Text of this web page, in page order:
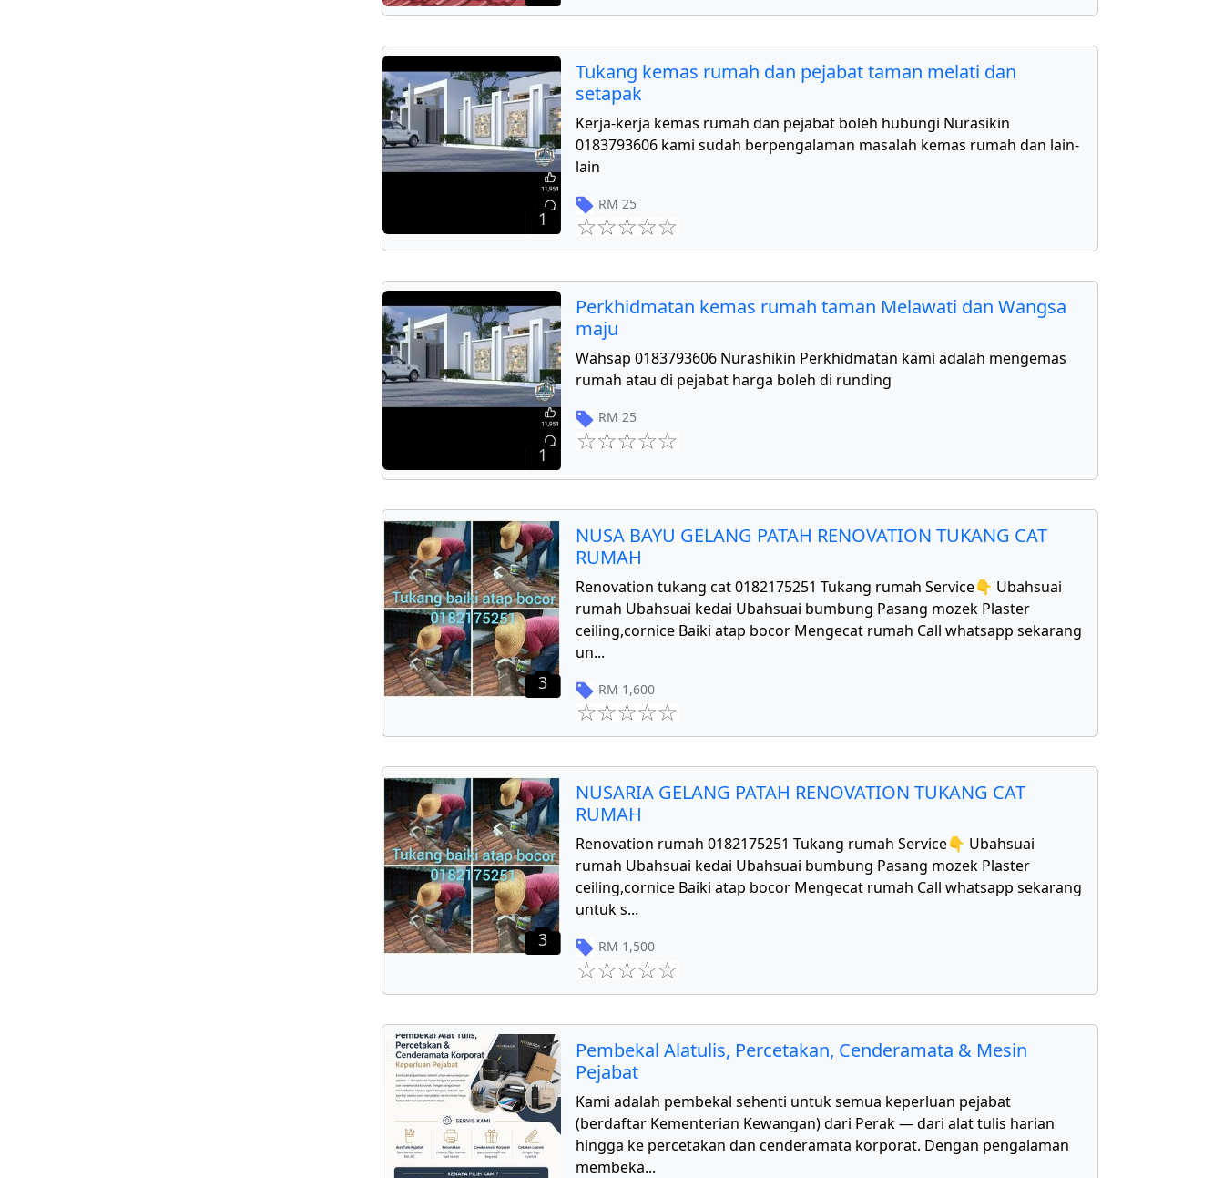
1
Tukang kemas rumah dan pejabat taman melati dan
setapak
Kerja-kerja kemas rumah dan pejabat boleh hubungi Nurasikin
0183793606 kami sudah berpengalaman masalah kemas rumah dan lain-
lain
RM 25
1
Perkhidmatan kemas rumah taman Melawati dan Wangsa
maju
Wahsap 0183793606 Nurashikin Perkhidmatan kami adalah mengemas
rumah atau di pejabat harga boleh di runding
RM 25
3
NUSA BAYU GELANG PATAH RENOVATION TUKANG CAT
RUMAH
Renovation tukang cat 0182175251 Tukang rumah Service👇 Ubahsuai
rumah Ubahsuai kedai Ubahsuai bumbung Pasang mozek Plaster
ceiling,cornice Baiki atap bocor Mengecat rumah Call whatsapp sekarang
un...
RM 1,600
3
NUSARIA GELANG PATAH RENOVATION TUKANG CAT
RUMAH
Renovation rumah 0182175251 Tukang rumah Service👇 Ubahsuai
rumah Ubahsuai kedai Ubahsuai bumbung Pasang mozek Plaster
ceiling,cornice Baiki atap bocor Mengecat rumah Call whatsapp sekarang
untuk s...
RM 1,500
Pembekal Alatulis, Percetakan, Cenderamata & Mesin
Pejabat
Kami adalah pembekal sehenti untuk semua keperluan pejabat
(berdaftar Kementerian Kewangan) dari Perak — dari alat tulis harian
hingga ke percetakan dan cenderamata korporat. Dengan pengalaman
membeka...